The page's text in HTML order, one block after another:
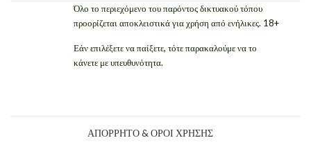
Όλο το περιεχόμενο του παρόντος δικτυακού τόπου
προορίζεται αποκλειστικά για χρήση από ενήλικες. 18+
Εάν επιλέξετε να παίξετε, τότε παρακαλούμε να το
κάνετε με υπευθυνότητα.
ΑΠΌΡΡΗΤΟ & ΌΡΟΙ ΧΡΉΣΗΣ